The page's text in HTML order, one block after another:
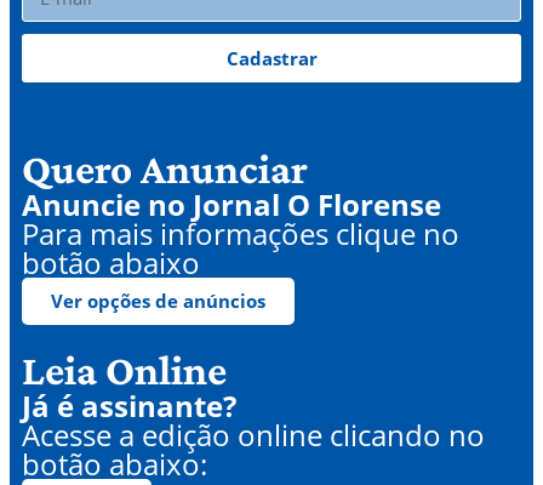
Cadastrar
Quero Anunciar
Anuncie no Jornal O Florense
Para mais informações clique no
botão abaixo
Ver opções de anúncios
Leia Online
Já é assinante?
Acesse a edição online clicando no
botão abaixo: